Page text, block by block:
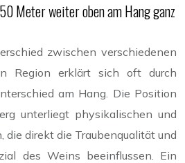
Meter weiter oben am Hang ganz
zwischen verschiedenen
Region erklärt sich oft durch
am Hang. Die Position
unterliegt physikalischen und
die direkt die Traubenqualität und
des Weins beeinflussen. Ein